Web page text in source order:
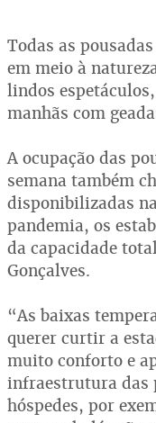
Todas as
em meio à
lindos
manhãs com
A ocupação das
semana também
disponibilizadas
pandemia, os
da capacidade
Gonçalves.
“As baixas
querer curtir a
muito conforto e
infraestrutura das
hóspedes, por